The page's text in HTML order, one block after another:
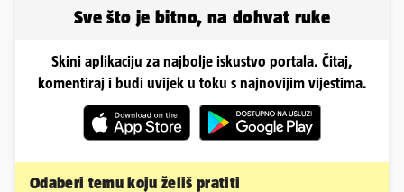
Sve što je bitno, na dohvat ruke
Skini aplikaciju za najbolje iskustvo portala. Čitaj,
komentiraj i budi uvijek u toku s najnovijim vijestima.
Odaberi temu koju želiš pratiti